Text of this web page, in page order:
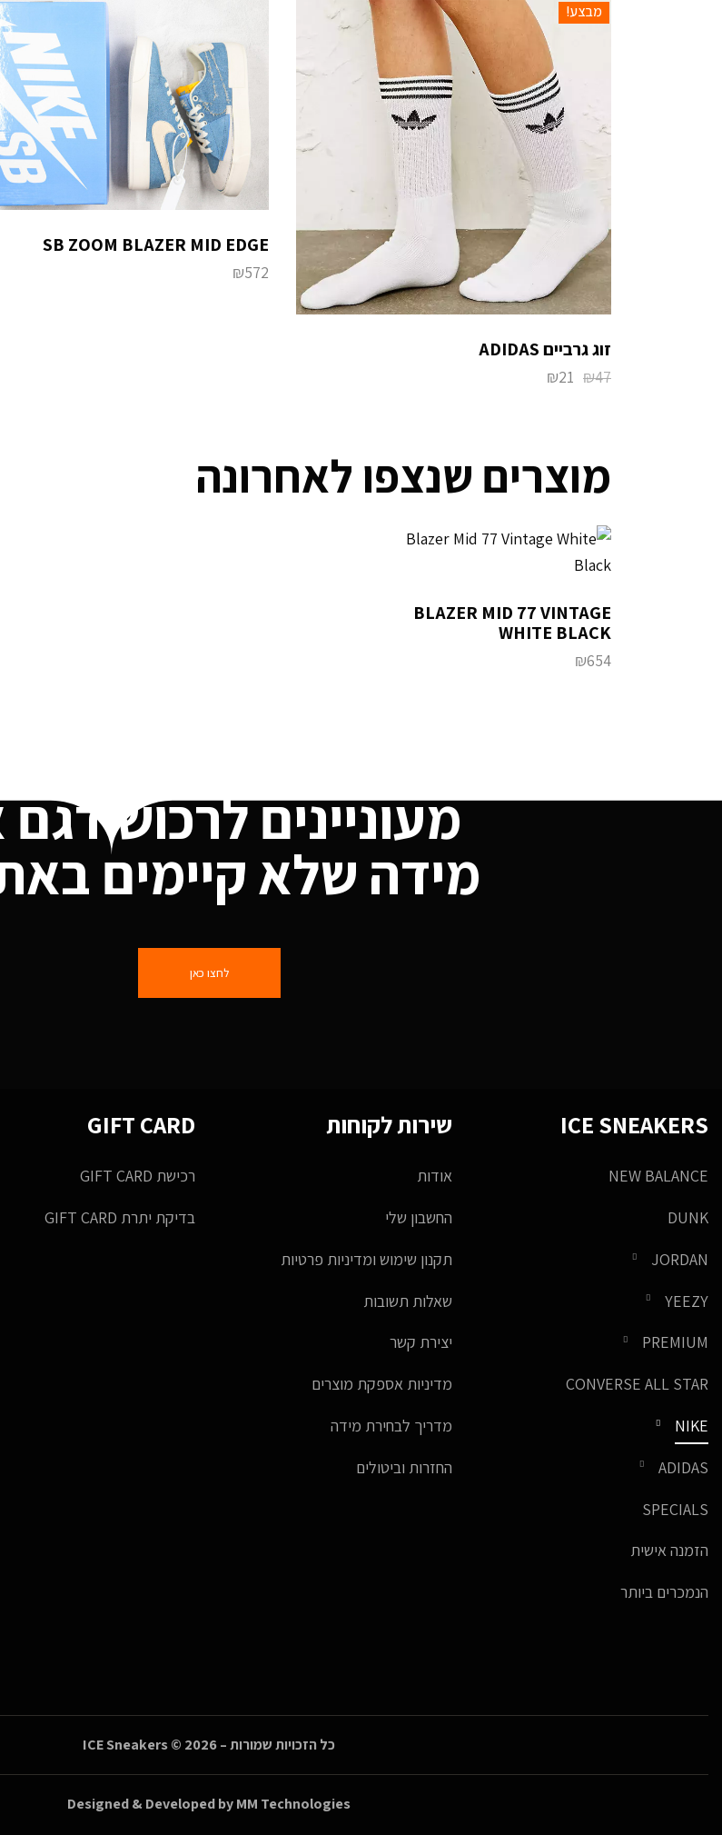
מבצע!
זוג גרביים ADIDAS
₪47
₪21
SB ZOOM BLAZER MID EDGE
₪572
מוצרים שנצפו לאחרונה
BLAZER MID 77 VINTAGE
WHITE BLACK
₪654
מעוניינים לרכוש דגם
מידה שלא קיימים
לחצו כאן
ICE SNEAKERS
NEW BALANCE
DUNK
JORDAN
YEEZY
PREMIUM
CONVERSE ALL STAR
NIKE
ADIDAS
SPECIALS
הזמנה אישית
הנמכרים ביותר
שירות לקוחות
אודות
החשבון שלי
תקנון שימוש ומדיניות פרטיות
שאלות תשובות
יצירת קשר
מדיניות אספקת מוצרים
מדריך לבחירת מידה
החזרות וביטולים
GIFT CARD
רכישת GIFT CARD
בדיקת יתרת GIFT CARD
כל הזכויות שמורות – ICE Sneakers© 2026
Designed & Developed byMM Technologies